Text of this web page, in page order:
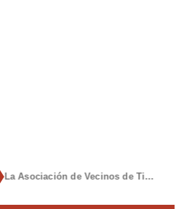
La Asociación de Vecinos de Tiñana propone al Ayuntamiento medidas para frenar los vertidos incontrolados de enseres